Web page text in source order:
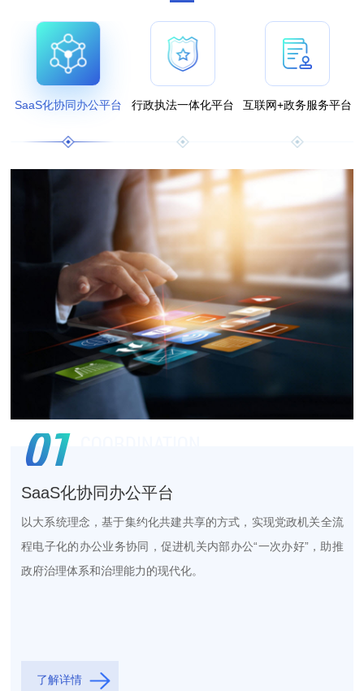
SaaS化协同办公平台 行政执法一体化平台 互联网+政务服务平台
01
SaaS化协同办公平台
以大系统理念，基于集约化共建共享的方式，实现党政机关全流
程电子化的办公业务协同，促进机关内部办公“一次办好”，助推
政府治理体系和治理能力的现代化。
了解详情
02
03 SERVICE PLATFORM
一网通办
04
文档一体化
05